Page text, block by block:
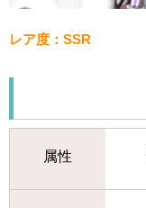
レア度：SSR
属性